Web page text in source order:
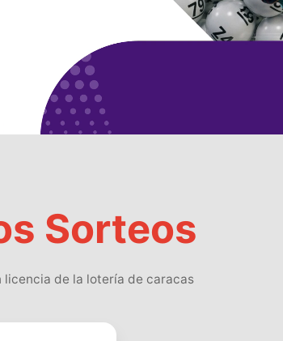
Sorteos
licencia de la lotería de caracas